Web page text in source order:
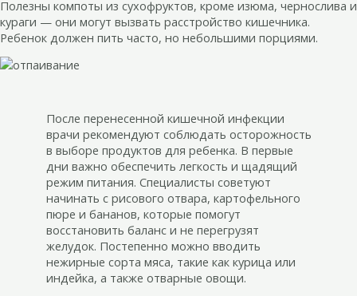
Полезны компоты из сухофруктов, кроме изюма, чернослива и
кураги — они могут вызвать расстройство кишечника.
Ребенок должен пить часто, но небольшими порциями.
После перенесенной кишечной инфекции
врачи рекомендуют соблюдать осторожность
в выборе продуктов для ребенка. В первые
дни важно обеспечить легкость и щадящий
режим питания. Специалисты советуют
начинать с рисового отвара, картофельного
пюре и бананов, которые помогут
восстановить баланс и не перегрузят
желудок. Постепенно можно вводить
нежирные сорта мяса, такие как курица или
индейка, а также отварные овощи.